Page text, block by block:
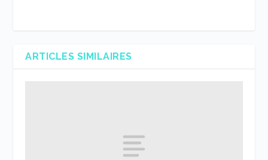
ARTICLES SIMILAIRES